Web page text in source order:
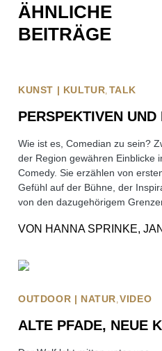
ÄHNLICHE
BEITRÄGE
KUNST | KULTUR TALK
PERSPEKTIVEN UND
Wie ist es, Comedian zu sein?
der Region gewähren Einblicke
Comedy. Sie erzählen von
Gefühl auf der Bühne, der
von den dazugehörigem
VON HANNA SPRINKE,
OUTDOOR | NATUR VIDEO
ALTE PFADE, NEUE